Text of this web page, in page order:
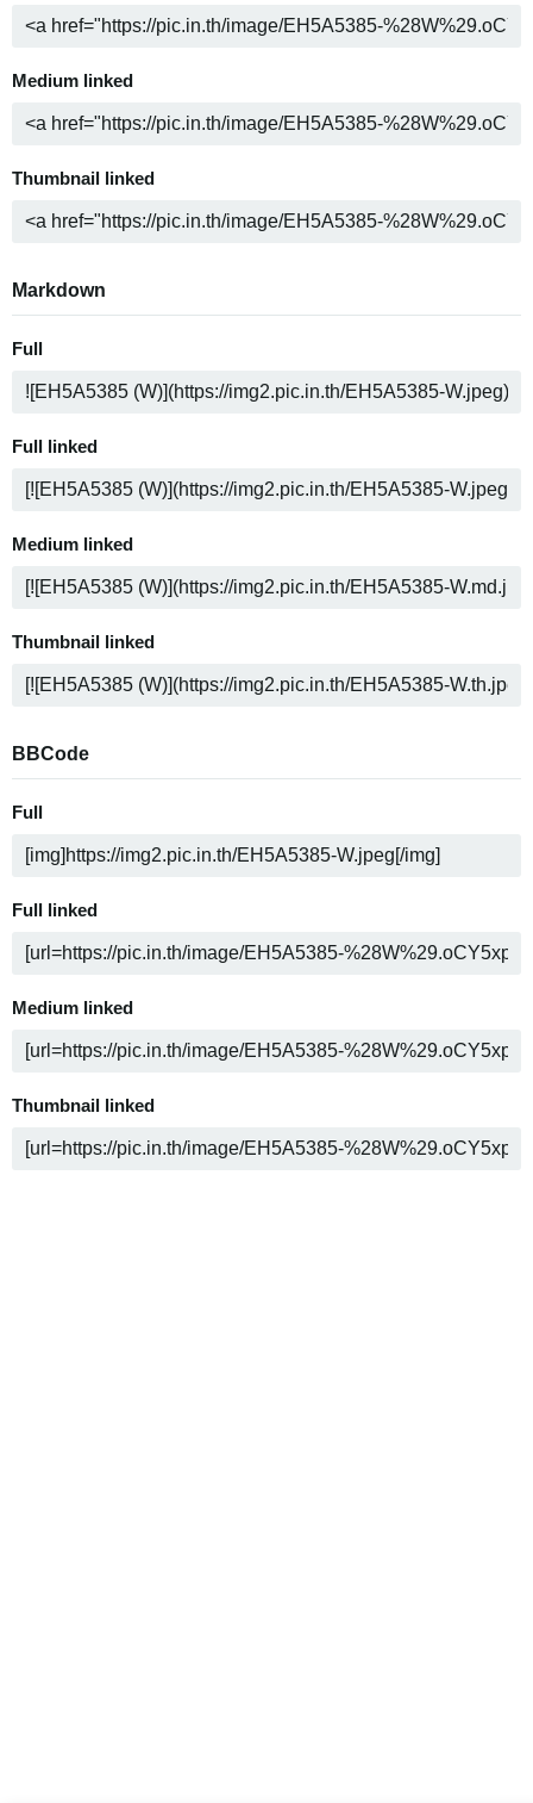
Medium linked
Thumbnail linked
Markdown
Full
Full linked
Medium linked
Thumbnail linked
BBCode
Full
Full linked
Medium linked
Thumbnail linked